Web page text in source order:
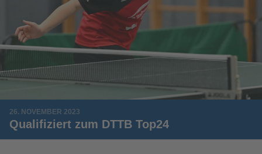
26. NOVEMBER 2023
Qualifiziert zum DTTB Top24